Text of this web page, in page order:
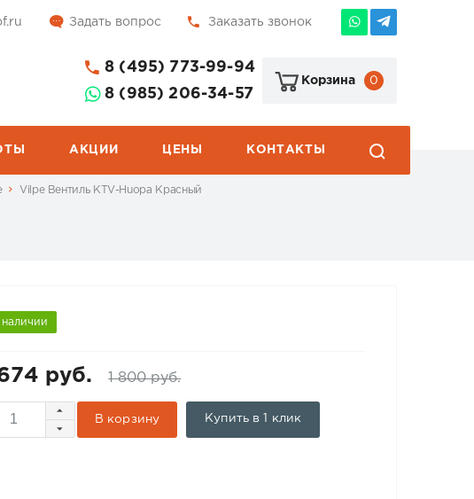
Задать вопрос Заказать звонок
8 (495) 773-99-94
8 (985) 206-34-57
Корзина 0
АКЦИИ ЦЕНЫ КОНТАКТЫ
Vilpe Вентиль КТV-Huopa Красный
наличии
руб. 1 800 руб.
В корзину Купить в 1 клик